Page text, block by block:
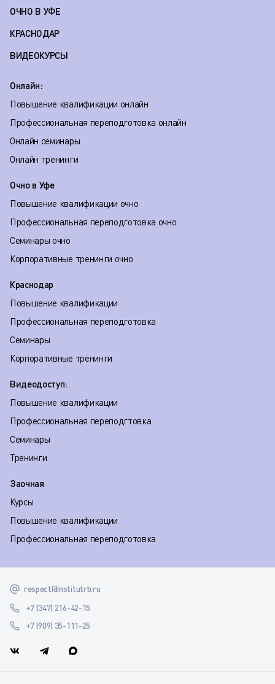
ОЧНО В УФЕ
КРАСНОДАР
ВИДЕОКУРСЫ
Онлайн:
Повышение квалификации онлайн
Профессиональная переподготовка онлайн
Онлайн семинары
Онлайн тренинги
Очно в Уфе
Повышение квалификации очно
Профессиональная переподготовка очно
Семинары очно
Корпоративные тренинги очно
Краснодар
Повышение квалификации
Профессиональная переподготовка
Семинары
Корпоративные тренинги
Видеодоступ:
Повышение квалификации
Профессиональная переподгтовка
Семинары
Тренинги
Заочная
Курсы
Повышение квалификации
Профессиональная переподготовка
respect@institutrb.ru
+7 (347) 216-42-15
+7 (909) 35-111-25